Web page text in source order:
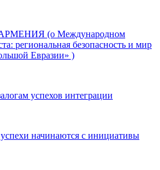
(о Международном
региональная безопасность и мир
Евразии» )
успехов интеграции
начинаются с инициативы